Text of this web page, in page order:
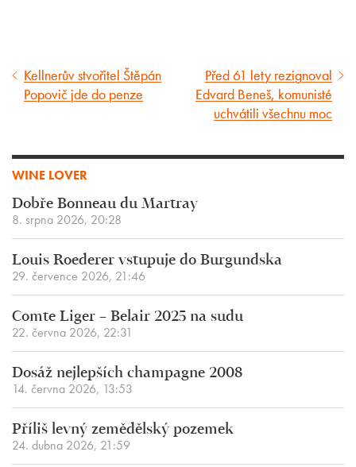
Předcházející
článek
Kellnerův stvořitel Štěpán
Popovič jde do penze
Následující
článek
Před 61 lety rezignoval
Edvard Beneš, komunisté
uchvátili všechnu moc
WINE LOVER
Dobře Bonneau du Martray
8. srpna 2026, 20:28
Louis Roederer vstupuje do Burgundska
29. července 2026, 21:46
Comte Liger – Belair 2025 na sudu
22. června 2026, 22:31
Dosáž nejlepších champagne 2008
14. června 2026, 13:53
Příliš levný zemědělský pozemek
24. dubna 2026, 21:59